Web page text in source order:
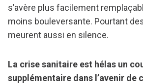
s’avère plus facilement
moins bouleversante. Pourtant
meurent aussi en silence.
La crise sanitaire est hélas un
supplémentaire dans l’avenir de